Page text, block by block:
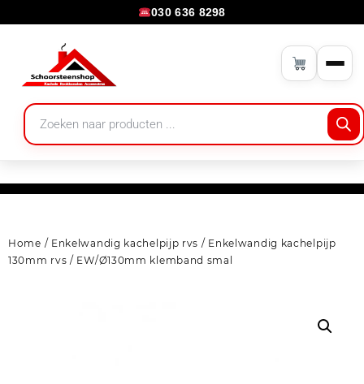
030 636 8298
Home / Enkelwandig kachelpijp rvs / Enkelwandig kachelpijp
130mm rvs / EW/Ø130mm klemband smal